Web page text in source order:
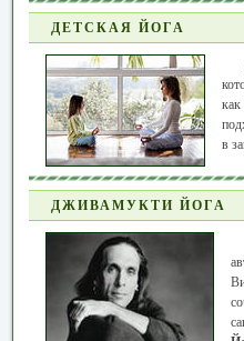
ДЕТСКАЯ ЙОГА
как
в
ДЖИВАМУКТИ ЙОГА